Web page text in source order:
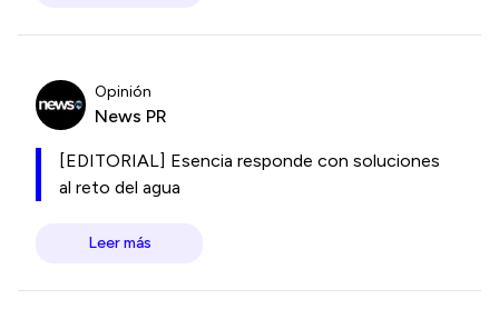
Opinión
News PR
[EDITORIAL] Esencia responde con soluciones
al reto del agua
Leer más